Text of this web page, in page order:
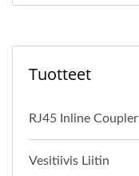
Tuotteet
RJ45 Inline Coupler
Vesitiivis Liitin